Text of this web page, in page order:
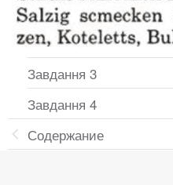
Завдання 3
Завдання 4
Содержание